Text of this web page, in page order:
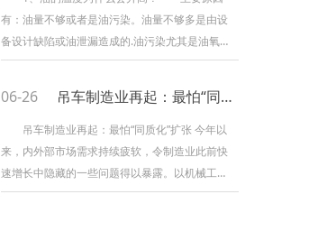
出租的车蓄电池拆下置在枯燥和防冻处，保持外
表清洁枯燥，严禁在上放置导电物体。在拆蓄电
池时要切断负极线再切断
有：油量不够或者是油污染。油量不够多是由设
备设计缺陷或油泄漏造成的.油污染尤其是油氧化
污染物容易造成冷却系统及过滤器的堵塞导致油
系？ 当油因为上述原因油温升高，油的黏度
会降低，低黏度的油更容易在连接件部分渗出。
保持低温和油清洁是避免油泄漏的常用方
法。 3、气泡是如何产生的？ 气泡产生的
原因：当过滤器或在线堵塞
06-26 吊车制造业再起：最怕“同质化”扩张
吊车制造业再起：最怕“同质化”扩张 今年以
来，内外部市场需求持续疲软，令制造业此前快
速增长中隐藏的一些问题得以暴露。以机械工业
为例，工业增加值、总产值、实现利润、出口创